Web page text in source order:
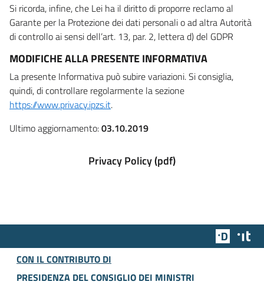
Si ricorda, infine, che Lei ha il diritto di proporre reclamo al
Garante per la Protezione dei dati personali o ad altra Autorità
di controllo ai sensi dell’art. 13, par. 2, lettera d) del GDPR
MODIFICHE ALLA PRESENTE INFORMATIVA
La presente Informativa può subire variazioni. Si consiglia,
quindi, di controllare regolarmente la sezione
https://www.privacy.ipzs.it.
Ultimo aggiornamento:03.10.2019
Privacy Policy (pdf)
Team
CON IL CONTRIBUTO DI
PRESIDENZA DEL CONSIGLIO DEI MINISTRI